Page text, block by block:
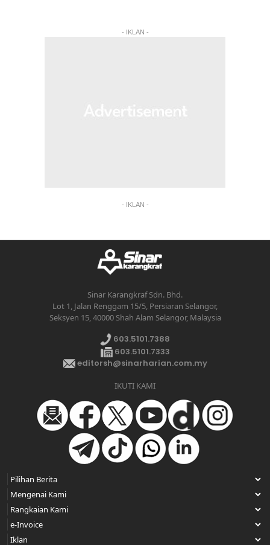
- IKLAN -
- IKLAN -
Sinar Karangkraf Sdn. Bhd.
Lot 1, Jalan Renggam 15/5, Persiaran Selangor,
Seksyen 15, 40000 Shah Alam Selangor, Malaysia
603.5101.7388
603.5101.7333
editorsh@sinarharian.com.my
IKUTI KAMI